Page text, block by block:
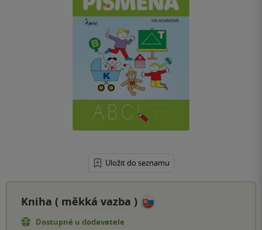
Uložit do seznamu
Kniha ( měkká vazba )
Dostupné u dodavatele